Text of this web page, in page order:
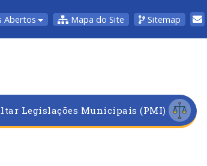
Abertos Mapa do Site Sitemap
Legislações Municipais (PMI)